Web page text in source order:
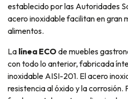
establecido por las Autoridades
acero inoxidable facilitan en gran
alimentos.
La línea ECO de muebles
con todo lo anterior, fabricada
inoxidable AISI-201. El acero
resistencia al óxido y la corrosión.